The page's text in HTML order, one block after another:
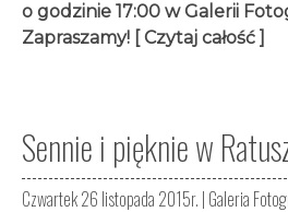
o godzinie 17:00 w Galerii
Zapraszamy! [ Czytaj całość ]
Sennie i pięknie w
Czwartek 26 listopada 2015r. | Galeria